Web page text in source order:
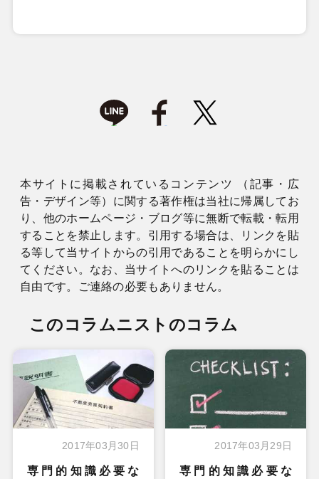
本サイトに掲載されているコンテンツ （記事・広
告・デザイン等）に関する著作権は当社に帰属してお
り、他のホームページ・ブログ等に無断で転載・転用
することを禁止します。引用する場合は、リンクを貼
る等して当サイトからの引用であることを明らかにし
てください。なお、当サイトへのリンクを貼ることは
自由です。ご連絡の必要もありません。
このコラムニストのコラム
2017年03月30日
専門的知識必要な
2017年03月29日
専門的知識必要な